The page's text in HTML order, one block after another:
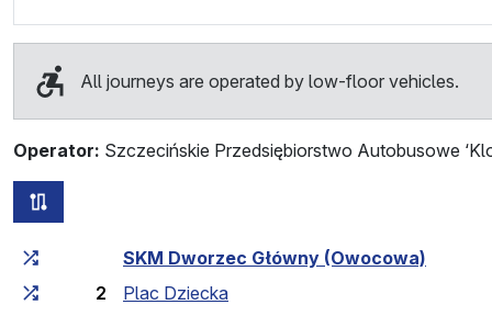
All journeys are operated by low-floor vehicles.
Operator: Szczecińskie Przedsiębiorstwo Autobusowe
Cumulative travel time Travel time between stops
SKM Dworzec Główny (Owocowa)
2
Plac Dziecka